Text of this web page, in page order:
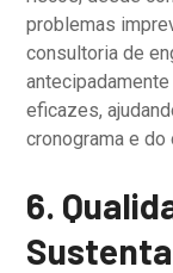
problemas
consultoria de
eficazes,
cronograma e do
6.